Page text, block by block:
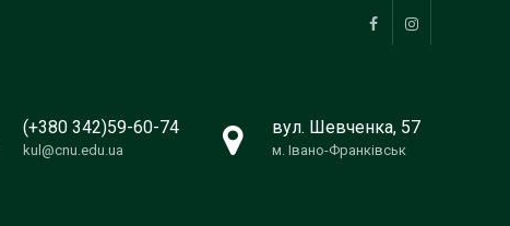
FacebookInstagram
(+380 342)59-60-74
kul@cnu.edu.ua
вул. Шевченка, 57
м. Івано-Франківськ